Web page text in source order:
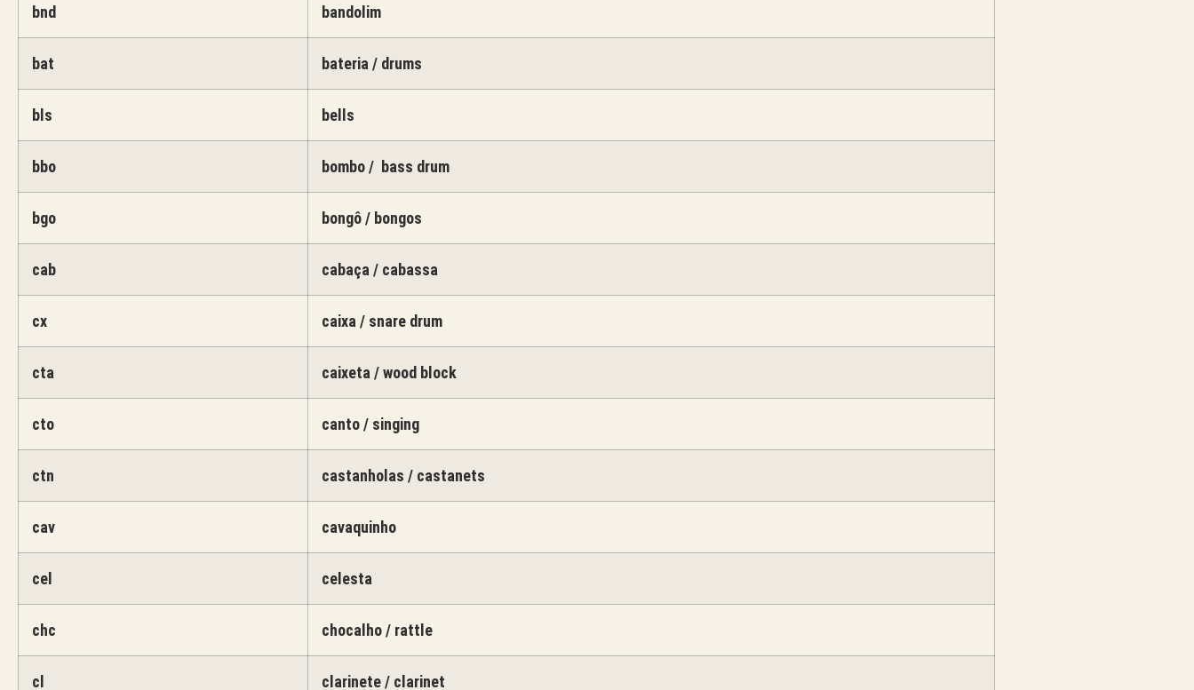
bnd bandolim
bat bateria / drums
bls bells
bbo bombo / bass drum
bgo bongô / bongos
cab cabaça / cabassa
cx caixa / snare drum
cta caixeta / wood block
cto canto / singing
ctn castanholas / castanets
cav cavaquinho
cel celesta
chc chocalho / rattle
cl clarinete / clarinet